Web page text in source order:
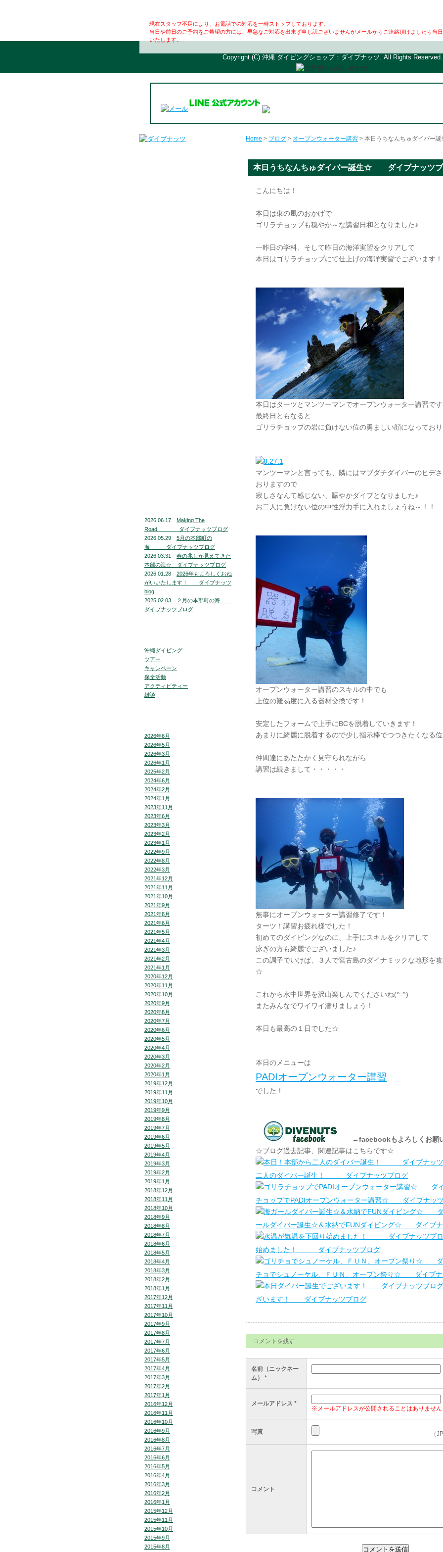
現在スタッフ不足により、お電話での対応を一時ストップしております。
当日や前日のご予約をご希望の方には、早急なご対応を出来ず申し訳ございませんがメールからご連絡頂けましたら当
いたします。
2026.06.17
Making The
Road ダイブナッツブログ
2026.05.29
5月の本部町の
海 ダイブナッツブログ
2026.03.31
春の兆しが見えてきた
本部の海☆ ダイブナッツブログ
2026.01.28
2026年もよろしくおね
がいいたします！ ダイブナッツ
blog
2025.02.03
２月の本部町の海
ダイブナッツブログ
沖縄ダイビング
ツアー
キャンペーン
保全活動
アクティビティー
雑談
2026年6月
2026年5月
2026年3月
2026年1月
2025年2月
2024年6月
2024年2月
2024年1月
2023年11月
2023年6月
2023年3月
2023年2月
2023年1月
2022年9月
2022年8月
2022年3月
2021年12月
2021年11月
2021年10月
2021年9月
2021年8月
2021年6月
2021年5月
2021年4月
2021年3月
2021年2月
2021年1月
2020年12月
2020年11月
2020年10月
2020年9月
2020年8月
2020年7月
2020年6月
2020年5月
2020年4月
2020年3月
2020年2月
2020年1月
2019年12月
2019年11月
2019年10月
2019年9月
2019年8月
2019年7月
2019年6月
2019年5月
2019年4月
2019年3月
2019年2月
2019年1月
2018年12月
2018年11月
2018年10月
2018年9月
2018年8月
2018年7月
2018年6月
2018年5月
2018年4月
2018年3月
2018年2月
2018年1月
2017年12月
2017年11月
2017年10月
2017年9月
2017年8月
2017年7月
2017年6月
2017年5月
2017年4月
2017年3月
2017年2月
2017年1月
2016年12月
2016年11月
2016年10月
2016年9月
2016年8月
2016年7月
2016年6月
2016年5月
2016年4月
2016年3月
2016年2月
2016年1月
2015年12月
2015年11月
2015年10月
2015年9月
2015年8月
Home > ブログ > オープンウォーター講習 > 本日うちなんちゅダイバ
本日うちなんちゅダイバー誕生☆ ダイブナッツ
こんにちは！
本日は東の風のおかげで
ゴリラチョップも穏やか～な講習日和となりました♪
一昨日の学科、そして昨日の海洋実習をクリアして
本日はゴリラチョップにて仕上げの海洋実習でございます！
本日はターツとマンツーマンでオープンウォーター講習で
最終日ともなると
ゴリラチョップの岩に負けない位の勇ましい顔になってお
マンツーマンと言っても、隣にはマブダチダイバーのヒデ
おりますので
寂しさなんて感じない、賑やかダイブとなりました♪
お二人に負けない位の中性浮力手に入れましょうね～！！
オープンウォーター講習のスキルの中でも
上位の難易度に入る器材交換です！
安定したフォームで上手にBCを脱着していきます！
あまりに綺麗に脱着するので少し指示棒でつつきたくなる
仲間達にあたたかく見守られながら
講習は続きまして・・・・・
無事にオープンウォーター講習修了です！
ターツ！講習お疲れ様でした！
初めてのダイビングなのに、上手にスキルをクリアして
泳ぎの方も綺麗でございました♪
この調子でいけば、３人で宮古島のダイナミックな地形を
☆
これから水中世界を沢山楽しんでくださいね(^-^)
またみんなでワイワイ潜りましょう！
本日も最高の１日でした☆
本日のメニューは
PADIオープンウォーター講習
でした！
←facebookもよろしくお願
☆ブログ過去記事、関連記事はこちらです☆
二人のダイバー誕生！ ダイブナッツブログ
チョップでPADIオープンウォーター講習☆ ダイブナッ
ールダイバー誕生☆＆水納でFUNダイビング☆ ダイブナ
始めました！ ダイブナッツブログ
チョでシュノーケル、ＦＵＮ、オープン祭り☆ ダイブナ
ざいます！ ダイブナッツブログ
コメントを残す
名前（ニックネー
ム）
*
メールアドレス *
※メールアドレスが公開されることはありません
写真 （
コメント
Copyright (C) 沖縄 ダイビングショップ：ダイブナッツ. All Rights Reserved.